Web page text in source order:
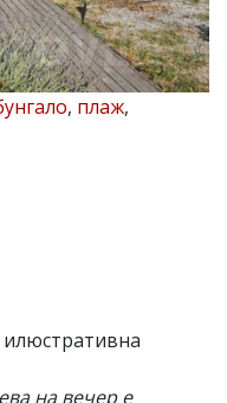
, плаж,
на вечер е